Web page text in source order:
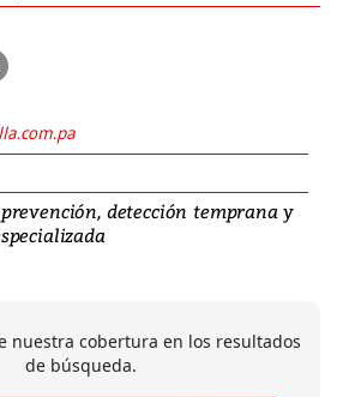
detección temprana y
nuestra cobertura en los resultados
de búsqueda.